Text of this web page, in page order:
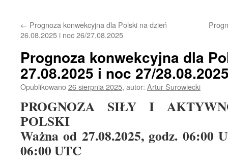
← Prognoza konwekcyjna dla Polski na dzień
26.08.2025 i noc 26/27.08.2025
Prognoza konwekcyjna dla
27.08.2025 i noc 27/
Opublikowano26 sierpnia 2025, autor: Artur Surowiecki
PROGNOZA SIŁY I
POLSKI
Ważna od 27.08.2025, godz. 06:00
06:00 UTC